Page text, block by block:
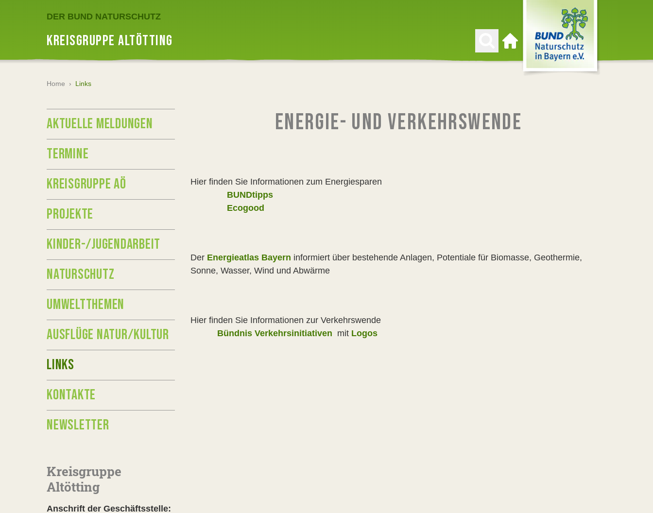
DER BUND NATURSCHUTZ
KREISGRUPPE ALTÖTTING
Zur Startseite
Home › Links
ENERGIE- UND VERKEHRSWENDE
Hier finden Sie Informationen zum Energiesparen
BUNDtipps
Ecogood
Der Energieatlas Bayern informiert über bestehende Anlagen, Potentiale für Biomasse, Geothermie,
Sonne, Wasser, Wind und Abwärme
Hier finden Sie Informationen zur Verkehrswende
Bündnis Verkehrsinitiativen mit Logos
AKTUELLE MELDUNGEN
TERMINE
KREISGRUPPE AÖ
PROJEKTE
KINDER-/JUGENDARBEIT
NATURSCHUTZ
UMWELTTHEMEN
AUSFLÜGE NATUR/KULTUR
LINKS
KONTAKTE
NEWSLETTER
Kreisgruppe
Altötting
Anschrift der Geschäftsstelle: